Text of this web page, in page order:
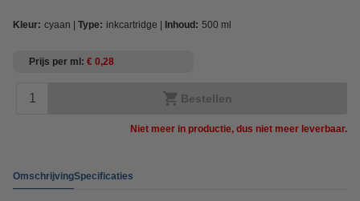
Kleur: cyaan Type: inkcartridge Inhoud: 500 ml
Prijs per ml € 0,28
Bestellen
Niet meer in productie, dus niet meer leverbaar.
OmschrijvingSpecificaties